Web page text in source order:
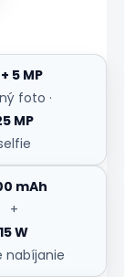
5 MP
foto ·
MP
mAh
+
15 W
nabíjanie